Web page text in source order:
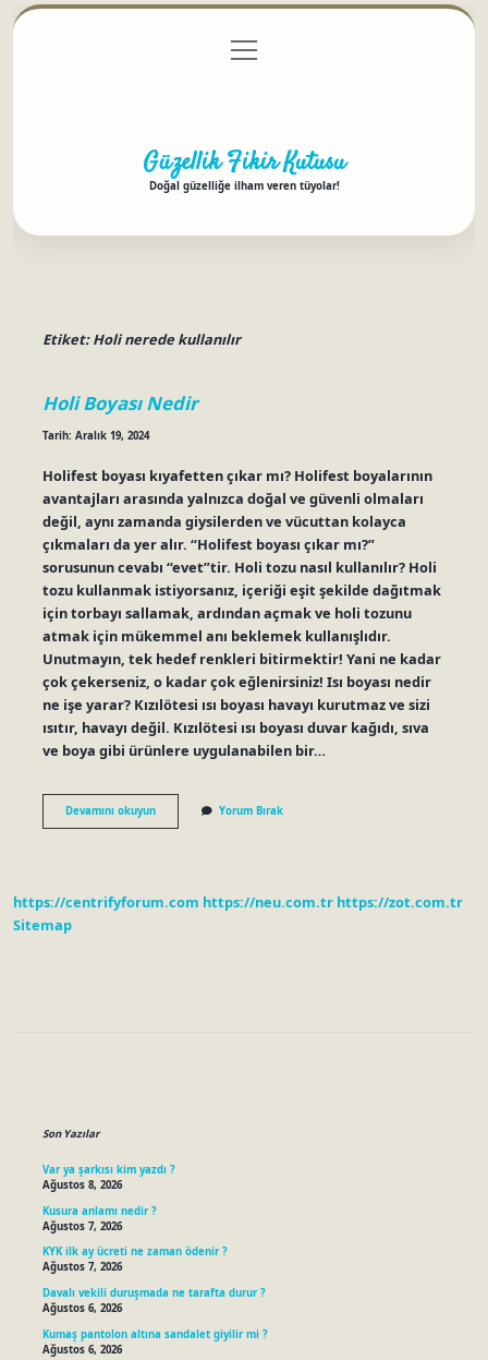
Gizlilik Politikası
menüyü
aç
Güzellik Fikir Kutusu
Doğal güzelliğe ilham veren tüyolar!
Etiket:Holi nerede kullanılır
Holi Boyası Nedir
Tarih: Aralık 19, 2024
Holifest boyası kıyafetten çıkar mı? Holifest boyalarının
avantajları arasında yalnızca doğal ve güvenli olmaları
değil, aynı zamanda giysilerden ve vücuttan kolayca
çıkmaları da yer alır. “Holifest boyası çıkar mı?”
sorusunun cevabı “evet”tir. Holi tozu nasıl kullanılır? Holi
tozu kullanmak istiyorsanız, içeriği eşit şekilde dağıtmak
için torbayı sallamak, ardından açmak ve holi tozunu
atmak için mükemmel anı beklemek kullanışlıdır.
Unutmayın, tek hedef renkleri bitirmektir! Yani ne kadar
çok çekerseniz, o kadar çok eğlenirsiniz! Isı boyası nedir
ne işe yarar? Kızılötesi ısı boyası havayı kurutmaz ve sizi
ısıtır, havayı değil. Kızılötesi ısı boyası duvar kağıdı, sıva
ve boya gibi ürünlere uygulanabilen bir…
Devamını okuyunHoli
Boyası
Yorum Bırak
https://centrifyforum.com https://neu.com.tr https://zot.com.tr
Sitemap
Son Yazılar
Var ya şarkısı kim yazdı ?
Ağustos 8, 2026
Kusura anlamı nedir ?
Ağustos 7, 2026
KYK ilk ay ücreti ne zaman ödenir ?
Ağustos 7, 2026
Davalı vekili duruşmada ne tarafta durur ?
Ağustos 6, 2026
Kumaş pantolon altına sandalet giyilir mi ?
Ağustos 6, 2026